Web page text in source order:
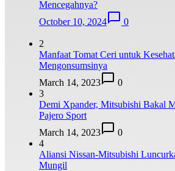
Mencegahnya?
October 10, 2024
0
2
Manfaat Tomat Ceri untuk
Mengonsumsinya
March 14, 2023
0
3
Demi Xpander, Mitsubishi Bakal
Pajero Sport
March 14, 2023
0
4
Aliansi Nissan-Mitsubishi
Mungil